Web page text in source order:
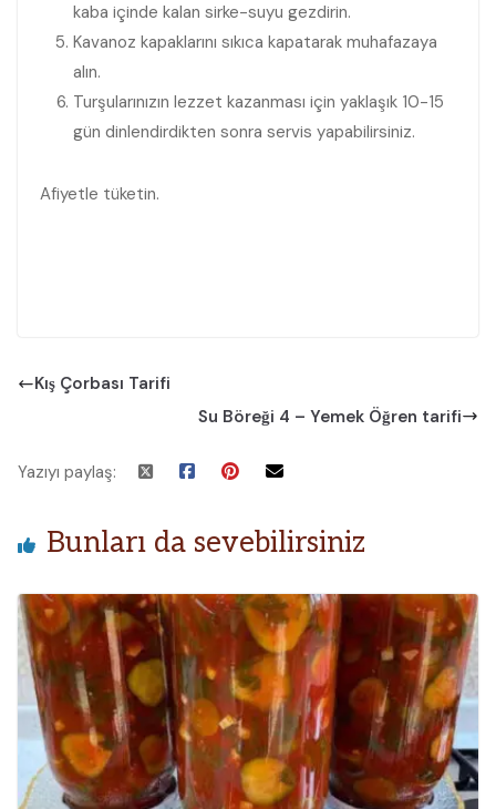
kaba içinde kalan sirke-suyu gezdirin.
Kavanoz kapaklarını sıkıca kapatarak muhafazaya
alın.
Turşularınızın lezzet kazanması için yaklaşık 10-15
gün dinlendirdikten sonra servis yapabilirsiniz.
Afiyetle tüketin.
Kış Çorbası Tarifi
Su Böreği 4 – Yemek Öğren tarifi
Yazıyı paylaş:
Bunları da sevebilirsiniz